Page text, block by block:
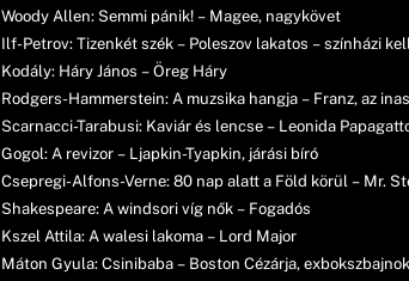
Woody Allen: Semmi pánik! – Magee, nagykövet
Ilf-Petrov: Tizenkét szék – Poleszov lakatos – színházi
Kodály: Háry János – Öreg Háry
Rodgers-Hammerstein: A muzsika hangja – Franz, az inas
Scarnacci-Tarabusi: Kaviár és lencse – Leonida
Gogol: A revizor – Ljapkin-Tyapkin, járási bíró
Csepregi-Alfons-Verne: 80 nap alatt a Föld körül – Mr.
Shakespeare: A windsori víg nők – Fogadós
Kszel Attila: A walesi lakoma – Lord Major
Máton Gyula: Csinibaba – Boston Cézárja, exbokszbajnok